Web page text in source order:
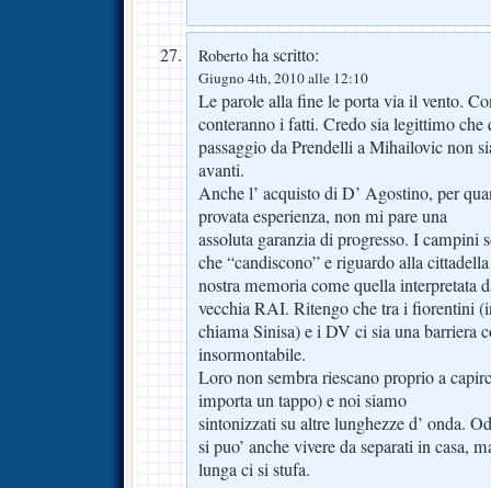
Roberto ha scritto:
Giugno 4th, 2010 alle 12:10
Le parole alla fine le porta via il vento.
conteranno i fatti. Credo sia legittimo che
passaggio da Prendelli a Mihailovic non
avanti.
Anche l’ acquisto di D’ Agostino, per
provata esperienza, non mi pare una
assoluta garanzia di progresso. I campini
che “candiscono” e riguardo alla
nostra memoria come quella interpretata
vecchia RAI. Ritengo che tra i fiorentini
chiama Sinisa) e i DV ci sia una barriera
insormontabile.
Loro non sembra riescano proprio a
importa un tappo) e noi siamo
sintonizzati su altre lunghezze d’ onda.
si puo’ anche vivere da separati in casa,
lunga ci si stufa.